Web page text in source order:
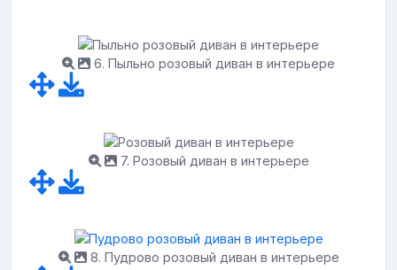
6. Пыльно розовый диван в интерьере
7. Розовый диван в интерьере
8. Пудрово розовый диван в интерьере